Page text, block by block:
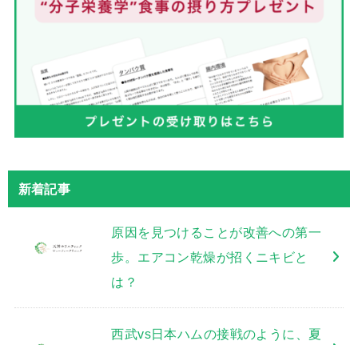
新着記事
原因を見つけることが改善への第一
歩。エアコン乾燥が招くニキビと
は？
西武vs日本ハムの接戦のように、夏